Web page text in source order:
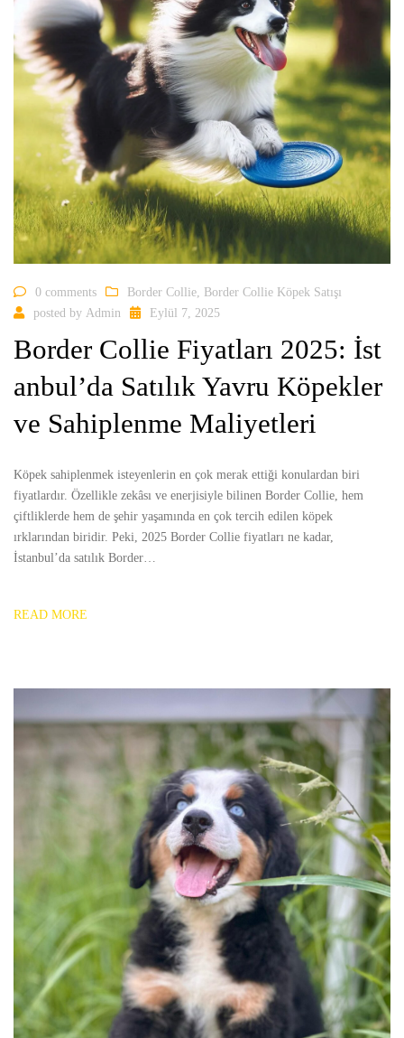
0 comments Border Collie Border Collie Köpek Satışı
posted by Admin Eylül 7, 2025
Border Collie Fiyatları 2025: İst
anbul’da Satılık Yavru Köpekler
ve Sahiplenme Maliyetleri
Köpek sahiplenmek isteyenlerin en çok merak ettiği konulardan biri
fiyatlardır. Özellikle zekâsı ve enerjisiyle bilinen Border Collie, hem
çiftliklerde hem de şehir yaşamında en çok tercih edilen köpek
ırklarından biridir. Peki, 2025 Border Collie fiyatları ne kadar,
İstanbul’da satılık Border…
READ MORE